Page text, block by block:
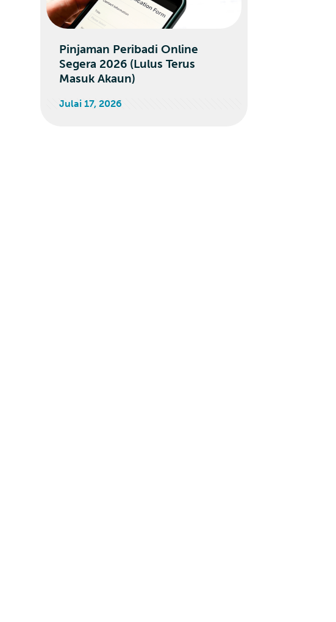
Julai 17, 2026
Pinjaman Peribadi Online
Segera 2026 (Lulus Terus
Masuk Akaun)